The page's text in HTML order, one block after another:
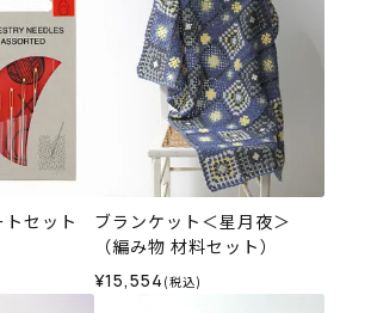
セット
ブランケット＜星月夜＞
（編み物 材料セット）
¥15,554 (税込)